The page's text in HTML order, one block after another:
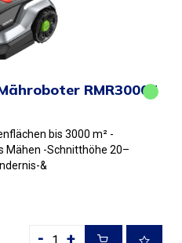
RMR3000E
bis 3000 m² -
Mähen -Schnitthöhe 20–
&
- +